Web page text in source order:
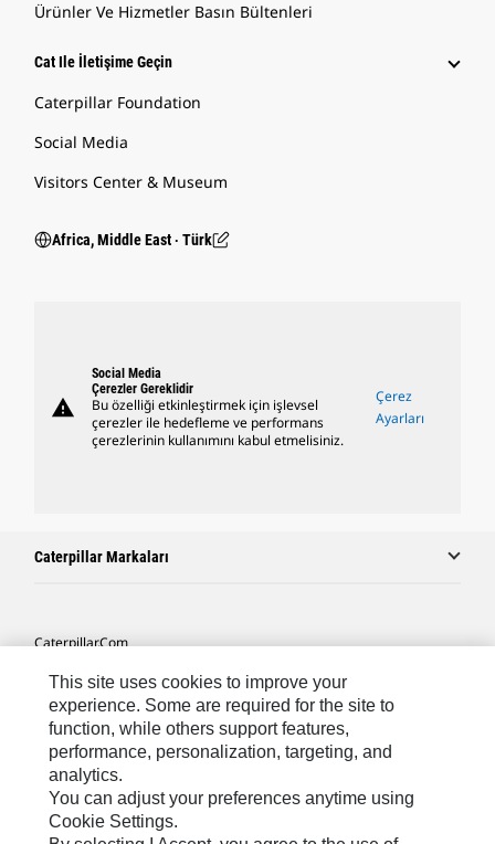
Ürünler Ve Hizmetler Basın Bültenleri
Cat Ile İletişime Geçin
Caterpillar Foundation
Social Media
Visitors Center & Museum
Africa, Middle East ‧ Türk
warning
Social Media
Çerezler Gereklidir
Bu özelliği etkinleştirmek için işlevsel
çerezler ile hedefleme ve performans
çerezlerinin kullanımını kabul etmelisiniz.
Çerez
Ayarları
Caterpillar Markaları
Caterpillar.com
Caterpillar Müşteri Hizmetleri Ve Iletişim
Site Haritası
Cookie Settings
Yasal
Gizlilik
This site uses cookies to improve your
experience. Some are required for the site to
function, while others support features,
performance, personalization, targeting, and
analytics.
You can adjust your preferences anytime using
Cookie Settings.